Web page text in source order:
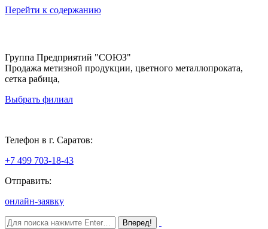
Перейти к содержанию
Группа Предприятий "СОЮЗ"
Продажа метизной продукции, цветного металлопроката,
сетка рабица,
Выбрать филиал
Телефон в г. Саратов:
+7 499 703-18-43
Отправить:
онлайн-заявку